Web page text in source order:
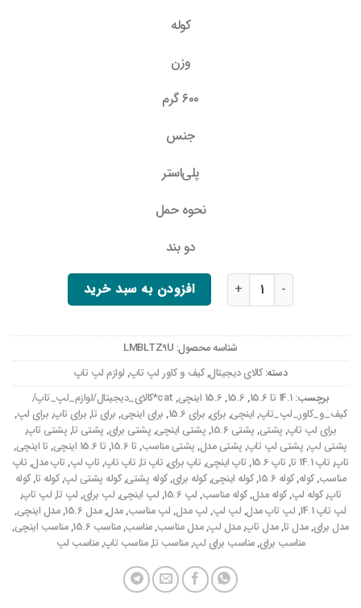
کوله
وزن
۶۰۰ گرم
جنس
پلی‌استر
نحوه حمل
دو بند
کوله پشتی لپ تاپ مدل 068Med مناسب برای لپ تاپ 14.1 تا 15.6 اینچی عددافزودن به سبد خرید
شناسه محصول: LMBLTZ9U
دسته:کالای دیجیتال,کیف و کاور لپ تاپ, لوازم لپ تاپ
برچسب:14.1 تا 15.6 ,
15.6
, 15.6 اینچی ,
cat*کالای_دیجیتال/لوازم_لپ_تاپ/
کیف_و_کاور_لپ_تاپ, اینچی, برای, برای 15.6 , برای اینچی, برای تا, برای تاپ, برای لپ,
برای لپ تاپ, پشتی, پشتی 15.6 , پشتی اینچی, پشتی برای, پشتی تا, پشتی تاپ,
پشتی لپ, پشتی لپ تاپ, پشتی مدل, پشتی مناسب, تا 15.6 , تا 15.6 اینچی , تا اینچی,
تاپ, تاپ 14.1 تا , تاپ 15.6 , تاپ اینچی, تاپ برای, تاپ تا, تاپ تاپ, تاپ لپ, تاپ مدل, تاپ
مناسب,کوله,کوله 15.6 ,کوله اینچی,کوله برای,کوله پشتی,کوله پشتی لپ,کوله تا,کوله
تاپ,کوله لپ,کوله مدل,کوله مناسب, لپ 15.6 , لپ اینچی, لپ برای, لپ تا, لپ تاپ,
لپ تاپ 14.1
, لپ تاپ مدل, لپ لپ, لپ مدل, لپ مناسب,مدل,مدل 15.6 ,مدل اینچی,
مدل برای,مدل تا,مدل تاپ,مدل لپ,مدل مناسب,مناسب,مناسب 15.6 ,مناسب اینچی,
مناسب برای,مناسب برای لپ,مناسب تا,مناسب تاپ,مناسب لپ